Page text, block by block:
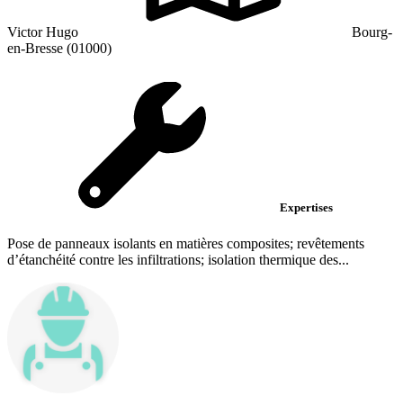
Victor Hugo
Bourg-
en-Bresse (01000)
Expertises
Pose de panneaux isolants en matières composites; revêtements
d’étanchéité contre les infiltrations; isolation thermique des...